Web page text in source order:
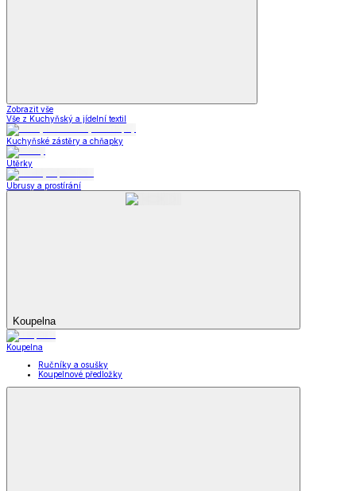
Zobrazit vše
Vše z Kuchyňský a jídelní textil
Kuchyňské zástěry a chňapky
Utěrky
Ubrusy a prostírání
Koupelna
Koupelna
Ručníky a osušky
Koupelnové předložky